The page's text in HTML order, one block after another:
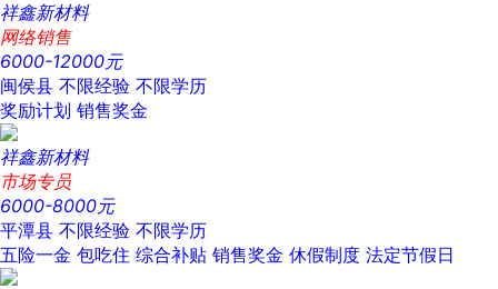
祥鑫新材料
网络销售
6000-12000元
闽侯县 不限经验 不限学历
奖励计划 销售奖金
祥鑫新材料
市场专员
6000-8000元
平潭县 不限经验 不限学历
五险一金 包吃住 综合补贴 销售奖金 休假制度 法定节假日